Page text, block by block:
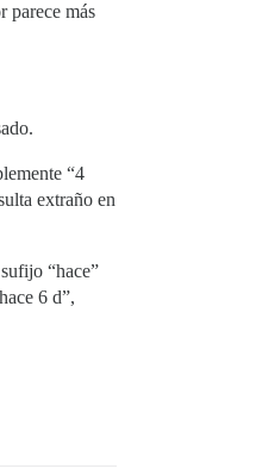
parece más
“4
extraño en
“hace”
6 d”,